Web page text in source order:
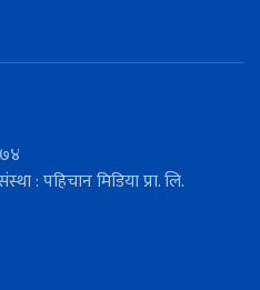
: पहिचान मिडिया प्रा. लि.